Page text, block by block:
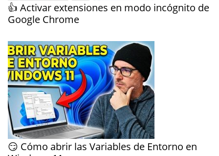
👍 Activar extensiones en modo incógnito de
Google Chrome
😏 Cómo abrir las Variables de Entorno en